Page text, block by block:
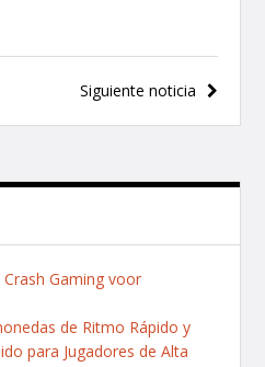
Siguiente noticia
Crash Gaming voor
de Ritmo Rápido y
para Jugadores de Alta